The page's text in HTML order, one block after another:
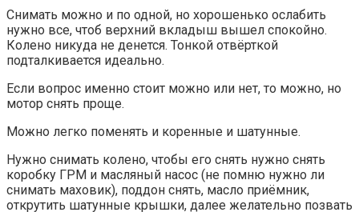
Снимать можно и по одной, но хорошенько ослабить
нужно все, чтоб верхний вкладыш вышел спокойно.
Колено никуда не денется. Тонкой отвёрткой
подталкивается идеально.
Если вопрос именно стоит можно или нет, то можно, но
мотор снять проще.
Можно легко поменять и коренные и шатунные.
Нужно снимать колено, чтобы его снять нужно снять
коробку ГРМ и масляный насос (не помню нужно ли
снимать маховик), поддон снять, масло приёмник,
открутить шатунные крышки, далее желательно позвать